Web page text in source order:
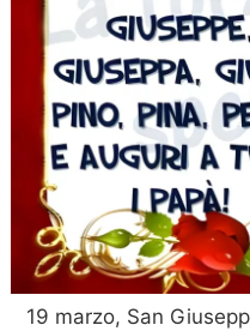
19 marzo, San